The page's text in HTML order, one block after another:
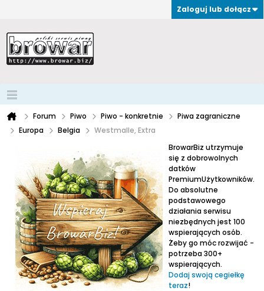
Zaloguj lub dołącz
Forum Piwo Piwo - konkretnie
Piwa zagraniczne
Europa
Belgia
Westmalle, Extra
BrowarBiz utrzymuje
się z dobrowolnych
datków
PremiumUżytkowników.
Do absolutne
podstawowego
działania serwisu
niezbędnych jest 100
wspierających osób.
Żeby go móc rozwijać -
potrzeba 300+
wspierających.
Dodaj swoją cegiełkę
teraz!